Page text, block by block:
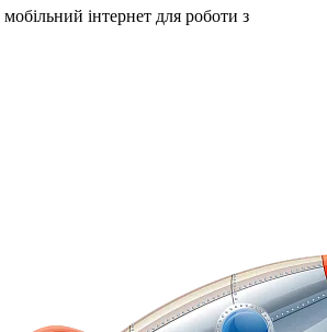
інтернет для роботи з